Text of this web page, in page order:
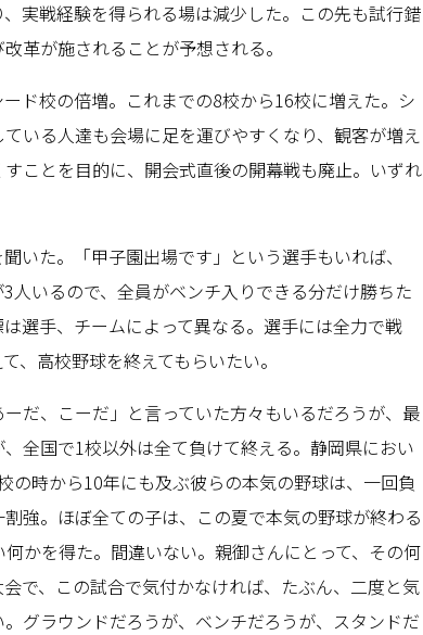
実戦経験を得られる場は減少した。この先も試行錯
革が施されることが予想される。
ド校の倍増。これまでの8校から16校に増えた。シ
いる人達も会場に足を運びやすくなり、観客が増え
ことを目的に、開会式直後の開幕戦も廃止。いずれ
いた。「甲子園出場です」という選手もいれば、
人いるので、全員がベンチ入りできる分だけ勝ちた
選手、チームによって異なる。選手には全力で戦
、高校野球を終えてもらいたい。
だ、こーだ」と言っていた方々もいるだろうが、最
全国で1校以外は全て負けて終える。静岡県におい
時から10年にも及ぶ彼らの本気の野球は、一回負
強。ほぼ全ての子は、この夏で本気の野球が終わる
かを得た。間違いない。親御さんにとって、その何
で、この試合で気付かなければ、たぶん、二度と気
グラウンドだろうが、ベンチだろうが、スタンドだ